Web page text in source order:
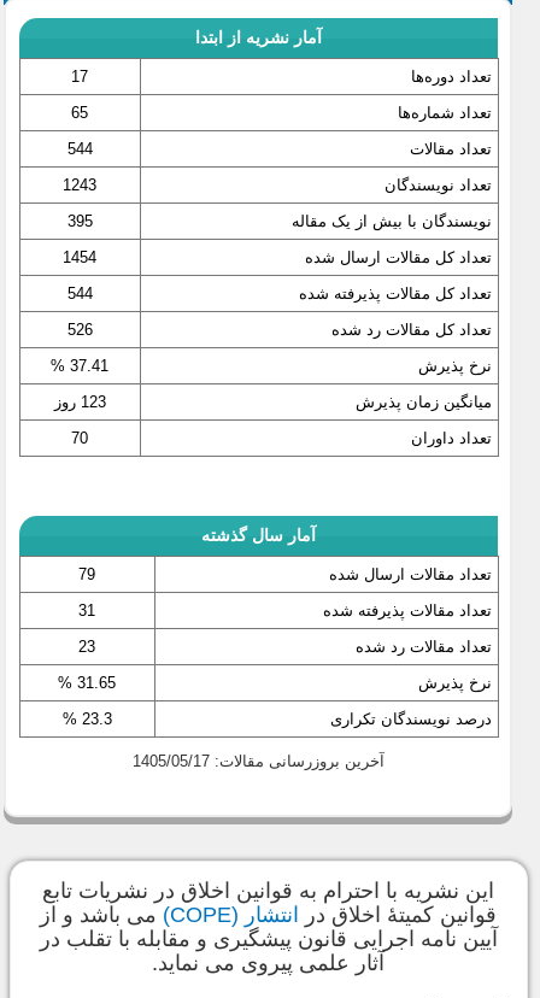
آمار نشریه از ابتدا
تعداد دوره‌ها
17
تعداد شماره‌ها
65
تعداد مقالات
544
تعداد نویسندگان
1243
نویسندگان با بیش از یک مقاله
395
تعداد کل مقالات ارسال شده
1454
تعداد کل مقالات پذیرفته شده
544
تعداد کل مقالات رد شده
526
نرخ پذیرش
37.41 %
میانگین زمان پذیرش
123 روز
تعداد داوران
70
آمار سال گذشته
تعداد مقالات ارسال شده
79
تعداد مقالات پذیرفته شده
31
تعداد مقالات رد شده
23
نرخ پذیرش
31.65 %
درصد نویسندگان تکراری
23.3 %
آخرین بروزرسانی مقالات: 1405/05/17
این نشریه با احترام به قوانین اخلاق در نشریات تابع
قوانین کمیتۀ اخلاق در
انتشار (COPE)
می باشد و از
آیین نامه اجرایی قانون پیشگیری و مقابله با تقلب در
آثار علمی پیروی می نماید.